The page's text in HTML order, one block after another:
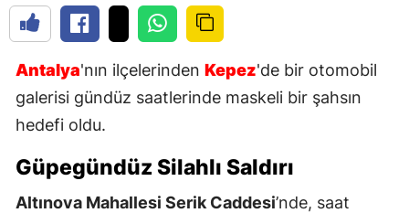
Antalya'nın ilçelerinden Kepez'de bir otomobil
galerisi gündüz saatlerinde maskeli bir şahsın
hedefi oldu.
Güpegündüz Silahlı Saldırı
Altınova Mahallesi Serik Caddesi’nde, saat